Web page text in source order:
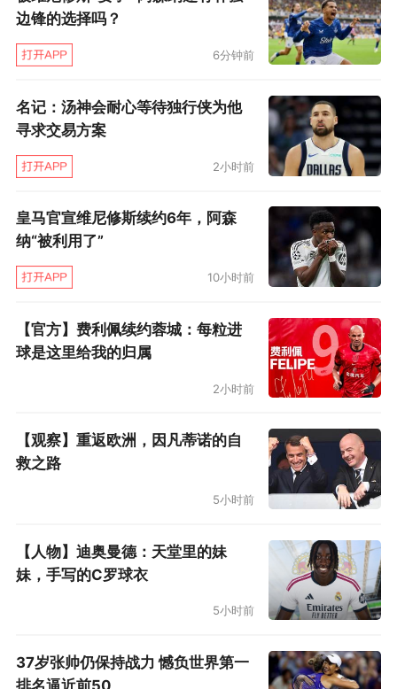
口，表示正在考虑不同方案，但巴赫认为现在下
决定为时过早，“倘若没有充足信息作支撑，你不
扼杀了11000名运动员的努力和梦想。”
在巴赫看来，取消奥运不能像推迟一场足球赛那
动摇立场，当日本奥委会执行委员山口香绪里表
示东奥应推迟举办，这样的声音立即遭到反对，
被贴上“影响军心”的标签。其实识时务也好，坚
四面楚歌境界是不争事实。
边锋的选择吗？
6分钟前
名记：汤神会耐心等待独行侠为他
寻求交易方案
2小时前
皇马官宣维尼修斯续约6年，阿森
纳“被利用了”
10小时前
【官方】费利佩续约蓉城：每粒进
球是这里给我的归属
2小时前
【观察】重返欧洲，因凡蒂诺的自
救之路
5小时前
【人物】迪奥曼德：天堂里的妹
妹，手写的C罗球衣
5小时前
37岁张帅仍保持战力 憾负世界第一
排名逼近前50